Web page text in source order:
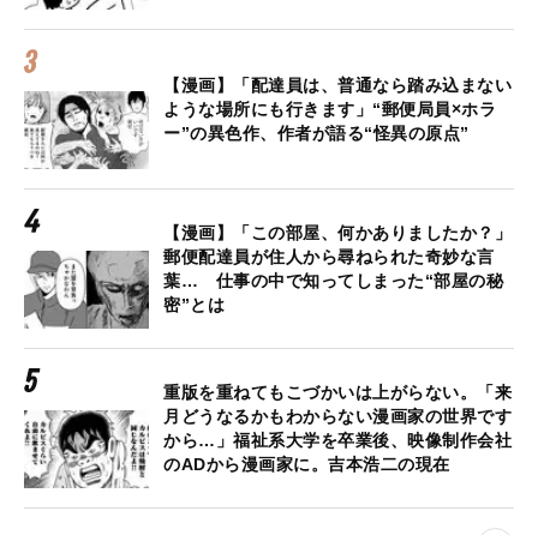
【漫画】「配達員は、普通なら踏み込まない
ような場所にも行きます」“郵便局員×ホラ
ー”の異色作、作者が語る“怪異の原点”
【漫画】「この部屋、何かありましたか？」
郵便配達員が住人から尋ねられた奇妙な言
葉… 仕事の中で知ってしまった“部屋の秘
密”とは
重版を重ねてもこづかいは上がらない。「来
月どうなるかもわからない漫画家の世界です
から…」福祉系大学を卒業後、映像制作会社
のADから漫画家に。吉本浩二の現在